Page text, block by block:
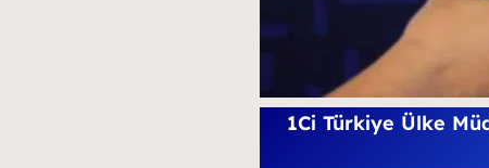
1Ci Türkiye Ülke